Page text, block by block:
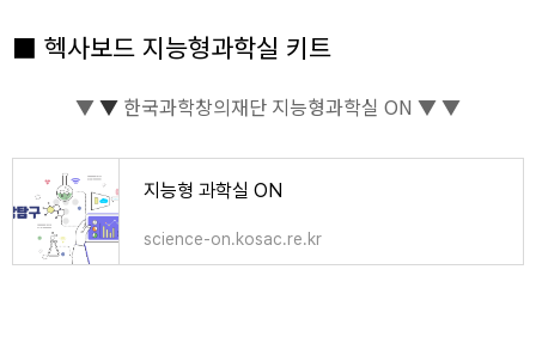
■ 헥사보드 지능형과학실 키트
▼▼ 한국과학창의재단 지능형과학실 ON ▼ ▼
지능형 과학실 ON
science-on.kosac.re.kr